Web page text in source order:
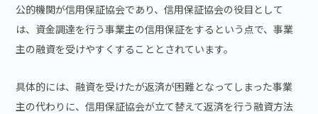
公的機関が信用保証協会であり、信用保証協会の役目として
は、資金調達を行う事業主の信用保証をするという点で、事業
主の融資を受けやすくすることとされています。
具体的には、融資を受けたが返済が困難となってしまった事業
主の代わりに、信用保証協会が立て替えて返済を行う融資方法